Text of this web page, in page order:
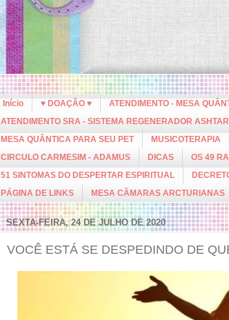
Início ♥ DOAÇÃO ♥ ATENDIMENTO - MESA
ATENDIMENTO SRA - SISTEMA REGENERADOR
MESA QUÂNTICA PARA SEU PET
MUSICOTERAPIA
CIRCULO CARMESIM - ADAMUS
DICAS OS 49
51 SINTOMAS DO DESPERTAR ESPIRITUAL
PÁGINA DE LINKS
MESA CÂMARAS ARCTURIANAS
SEXTA-FEIRA, 24 DE JULHO DE 2020
VOCÊ ESTÁ SE DESPEDINDO DE